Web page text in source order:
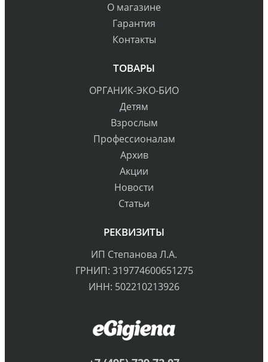
О магазине
Гарантия
Контакты
ТОВАРЫ
ОРГАНИК-ЭКО-БИО
Детям
Взрослым
Профессионалам
Архив
Акции
Новости
Статьи
РЕКВИЗИТЫ
ИП Степанова Л.А.
ГРНИП: 319774600651275
ИНН: 502210213926